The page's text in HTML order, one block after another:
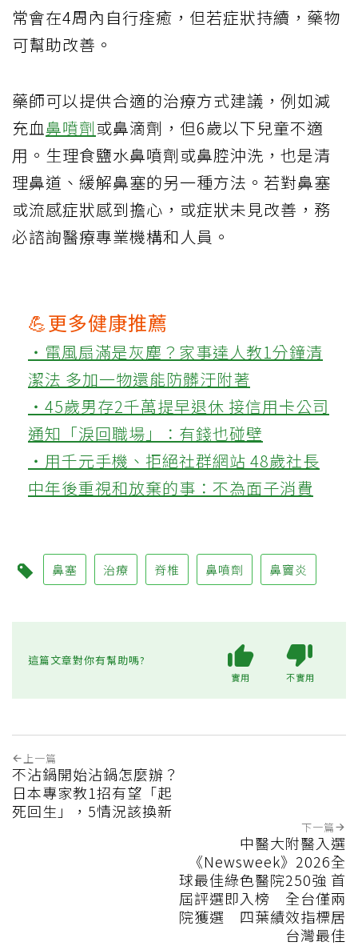
常會在4周內自行痊癒，但若症狀持續，藥物
可幫助改善。
藥師可以提供合適的治療方式建議，例如減
充血鼻噴劑或鼻滴劑，但6歲以下兒童不適
用。生理食鹽水鼻噴劑或鼻腔沖洗，也是清
理鼻道、緩解鼻塞的另一種方法。若對鼻塞
或流感症狀感到擔心，或症狀未見改善，務
必諮詢醫療專業機構和人員。
💪更多健康推薦
‧電風扇滿是灰塵？家事達人教1分鐘清
潔法 多加一物還能防髒汙附著
‧45歲男存2千萬提早退休 接信用卡公司
通知「淚回職場」：有錢也碰壁
‧用千元手機、拒絕社群網站 48歲社長
中年後重視和放棄的事：不為面子消費
鼻塞 治療 脊椎 鼻噴劑 鼻竇炎
這篇文章對你有幫助嗎?
實用 不實用
上一篇
不沾鍋開始沾鍋怎麼辦？
日本專家教1招有望「起
死回生」，5情況該換新
下一篇
中醫大附醫入選
《Newsweek》2026全
球最佳綠色醫院250強 首
屆評選即入榜 全台僅兩
院獲選 四葉績效指標居
台灣最佳